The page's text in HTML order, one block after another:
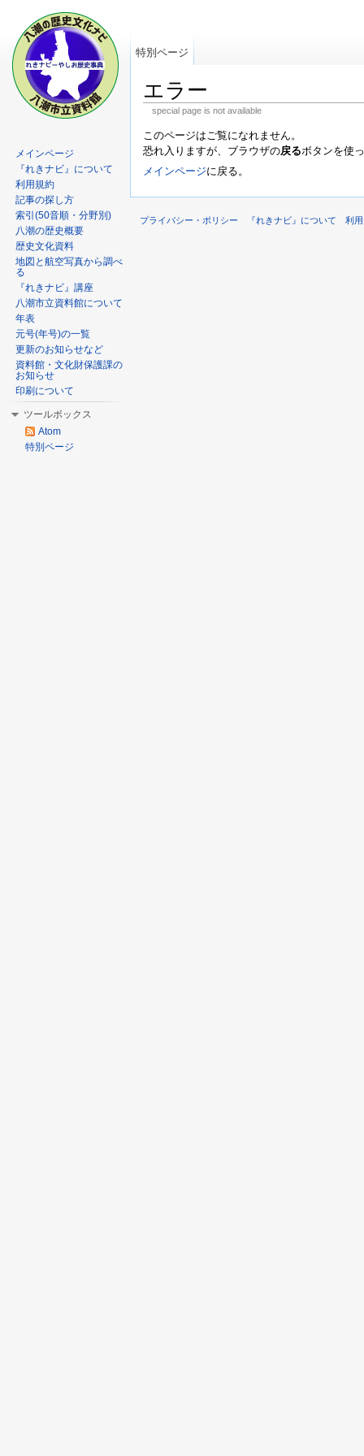
エラー
special page is not available
このページはご覧になれません。
恐れ入りますが、ブラウザの戻るボタンを使
メインページに戻る。
特別ページ
メインページ
『れきナビ』について
利用規約
記事の探し方
索引(50音順・分野別)
八潮の歴史概要
歴史文化資料
地図と航空写真から調べ
る
『れきナビ』講座
八潮市立資料館について
年表
元号(年号)の一覧
更新のお知らせなど
資料館・文化財保護課の
お知らせ
印刷について
ツールボックス
Atom
特別ページ
プライバシー・ポリシー 『れきナビ』について 利